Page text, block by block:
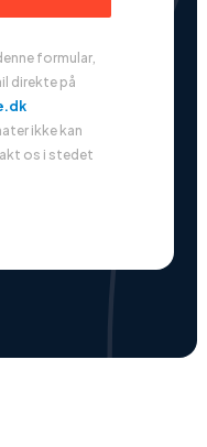
formular,
ikke kan
os i stedet